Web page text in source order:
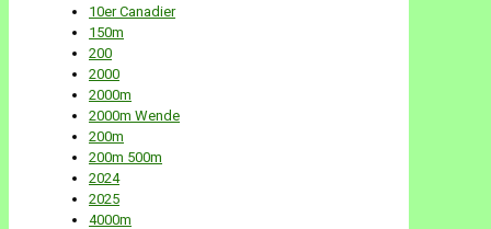
10er Canadier
150m
200
2000
2000m
2000m Wende
200m
200m 500m
2024
2025
4000m